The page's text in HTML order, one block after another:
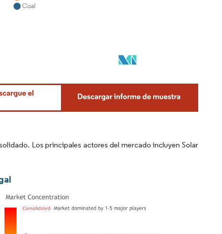
Los principales actores del mercado incluyen Solar